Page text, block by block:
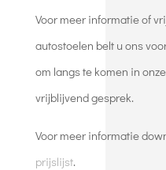
Voor meer informatie of
autostoelen belt u ons
om langs te komen in
vrijblijvend gesprek.
Voor meer informatie
prijslijst.